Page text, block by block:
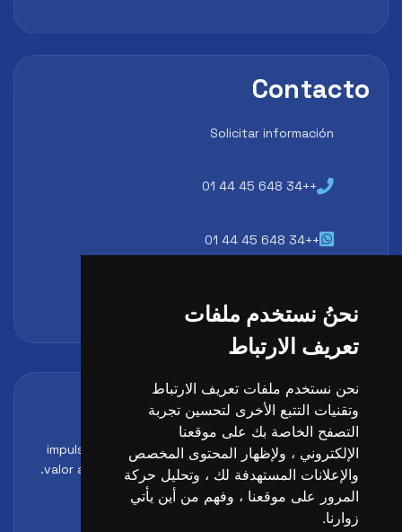
نحنُ نستخدم ملفات
تعريف الارتباط
نحن نستخدم ملفات تعريف الارتباط
وتقنيات التتبع الأخرى لتحسين تجربة
التصفح الخاصة بك على موقعنا
الإلكتروني ، ولإظهار المحتوى المخصص
والإعلانات المستهدفة لك ، وتحليل حركة
المرور على موقعنا ، وفهم من أين يأتي
زوارنا.
Contacto
Solicitar información
++34 648 45 44 01
++34 648 45 44 01
Acreditaciones y alianzas
Formación, metodología y reconocimiento para
impulsar el perfil profesional del alumno y reforzar su
valor ante clubes, academias y entidades deportivas.